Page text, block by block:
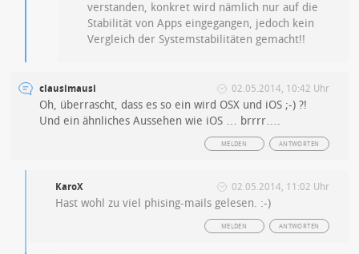
verstanden, konkret wird nämlich nur auf die
Stabilität von Apps eingegangen, jedoch kein
Vergleich der Systemstabilitäten gemacht!!
clausimausi 02.05.2014, 10:42 Uhr
Oh, überrascht, dass es so ein wird OSX und iOS ;-) ?!
Und ein ähnliches Aussehen wie iOS … brrrr….
ANTWORTEN
MELDEN
KaroX 02.05.2014, 11:02 Uhr
Hast wohl zu viel phising-mails gelesen. :-)
ANTWORTEN
MELDEN